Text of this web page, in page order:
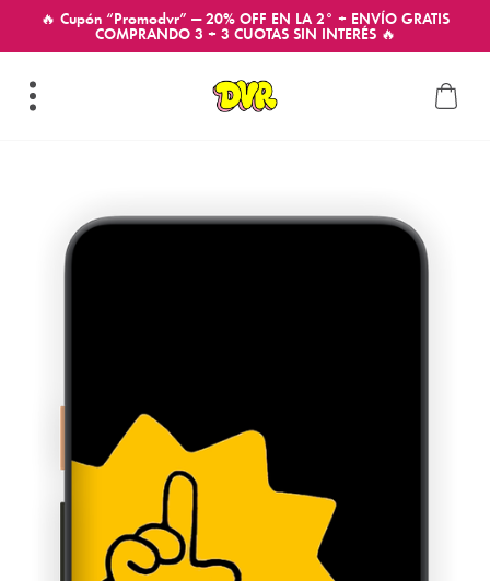
🔥 Cupón “Promodvr” — 20% OFF EN LA 2° + ENVÍO GRATIS
COMPRANDO 3 + 3 CUOTAS SIN INTERÉS 🔥